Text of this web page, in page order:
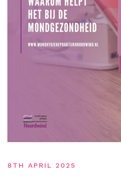
8TH APRIL 2025